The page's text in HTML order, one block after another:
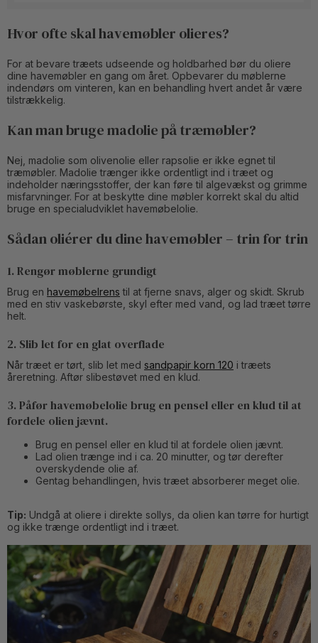
Hvor ofte skal havemøbler olieres?
For at bevare træets udseende og holdbarhed bør du oliere
dine havemøbler en gang om året. Opbevarer du møblerne
indendørs om vinteren, kan en behandling hvert andet år være
tilstrækkelig.
Kan man bruge madolie på træmøbler?
Nej, madolie som olivenolie eller rapsolie er ikke egnet til
træmøbler. Madolie trænger ikke ordentligt ind i træet og
indeholder næringsstoffer, der kan føre til algevækst og grimme
misfarvninger. For at beskytte dine møbler korrekt skal du altid
bruge en specialudviklet havemøbelolie.
Sådan oliérer du dine havemøbler – trin for trin
1. Rengør møblerne grundigt
Brug en havemøbelrens til at fjerne snavs, alger og skidt. Skrub
med en stiv vaskebørste, skyl efter med vand, og lad træet tørre
helt.
2. Slib let for en glat overflade
Når træet er tørt, slib let med sandpapir korn 120 i træets
åreretning. Aftør slibestøvet med en klud.
3. Påfør havemøbelolie brug en pensel eller en klud til at
fordele olien jævnt.
Brug en pensel eller en klud til at fordele olien jævnt.
Lad olien trænge ind i ca. 20 minutter, og tør derefter
overskydende olie af.
Gentag behandlingen, hvis træet absorberer meget olie.
Tip: Undgå at oliere i direkte sollys, da olien kan tørre for hurtigt
og ikke trænge ordentligt ind i træet.